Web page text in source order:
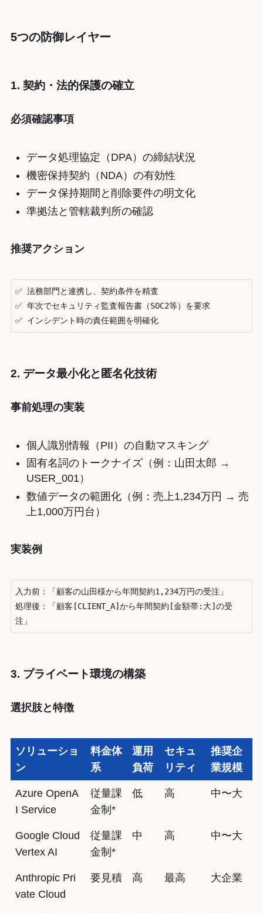
5つの防御レイヤー
1. 契約・法的保護の確立
必須確認事項
データ処理協定（DPA）の締結状況
機密保持契約（NDA）の有効性
データ保持期間と削除要件の明文化
準拠法と管轄裁判所の確認
推奨アクション
✅ 法務部門と連携し、契約条件を精査
✅ 年次でセキュリティ監査報告書（SOC2等）を要求
✅ インシデント時の責任範囲を明確化
2. データ最小化と匿名化技術
事前処理の実装
個人識別情報（PII）の自動マスキング
固有名詞のトークナイズ（例：山田太郎 →
USER_001）
数値データの範囲化（例：売上1,234万円 → 売
上1,000万円台）
実装例
入力前：「顧客の山田様から年間契約1,234万円の受注」
処理後：「顧客[CLIENT_A]から年間契約[金額帯:大]の受
注」
3. プライベート環境の構築
選択肢と特徴
ソリューショ
ン
料金体
系
運用
負荷
セキュ
リティ
推奨企
業規模
Azure OpenA
I Service
従量課
金制*
低 高 中〜大
Google Cloud
Vertex AI
従量課
金制*
中 高 中〜大
Anthropic Pri
vate Cloud
要見積 高 最高 大企業